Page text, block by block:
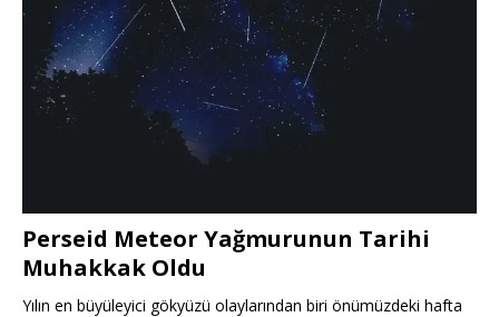
Perseid Meteor Yağmurunun Tarihi
Muhakkak Oldu
Yılın en büyüleyici gökyüzü olaylarından biri önümüzdeki hafta